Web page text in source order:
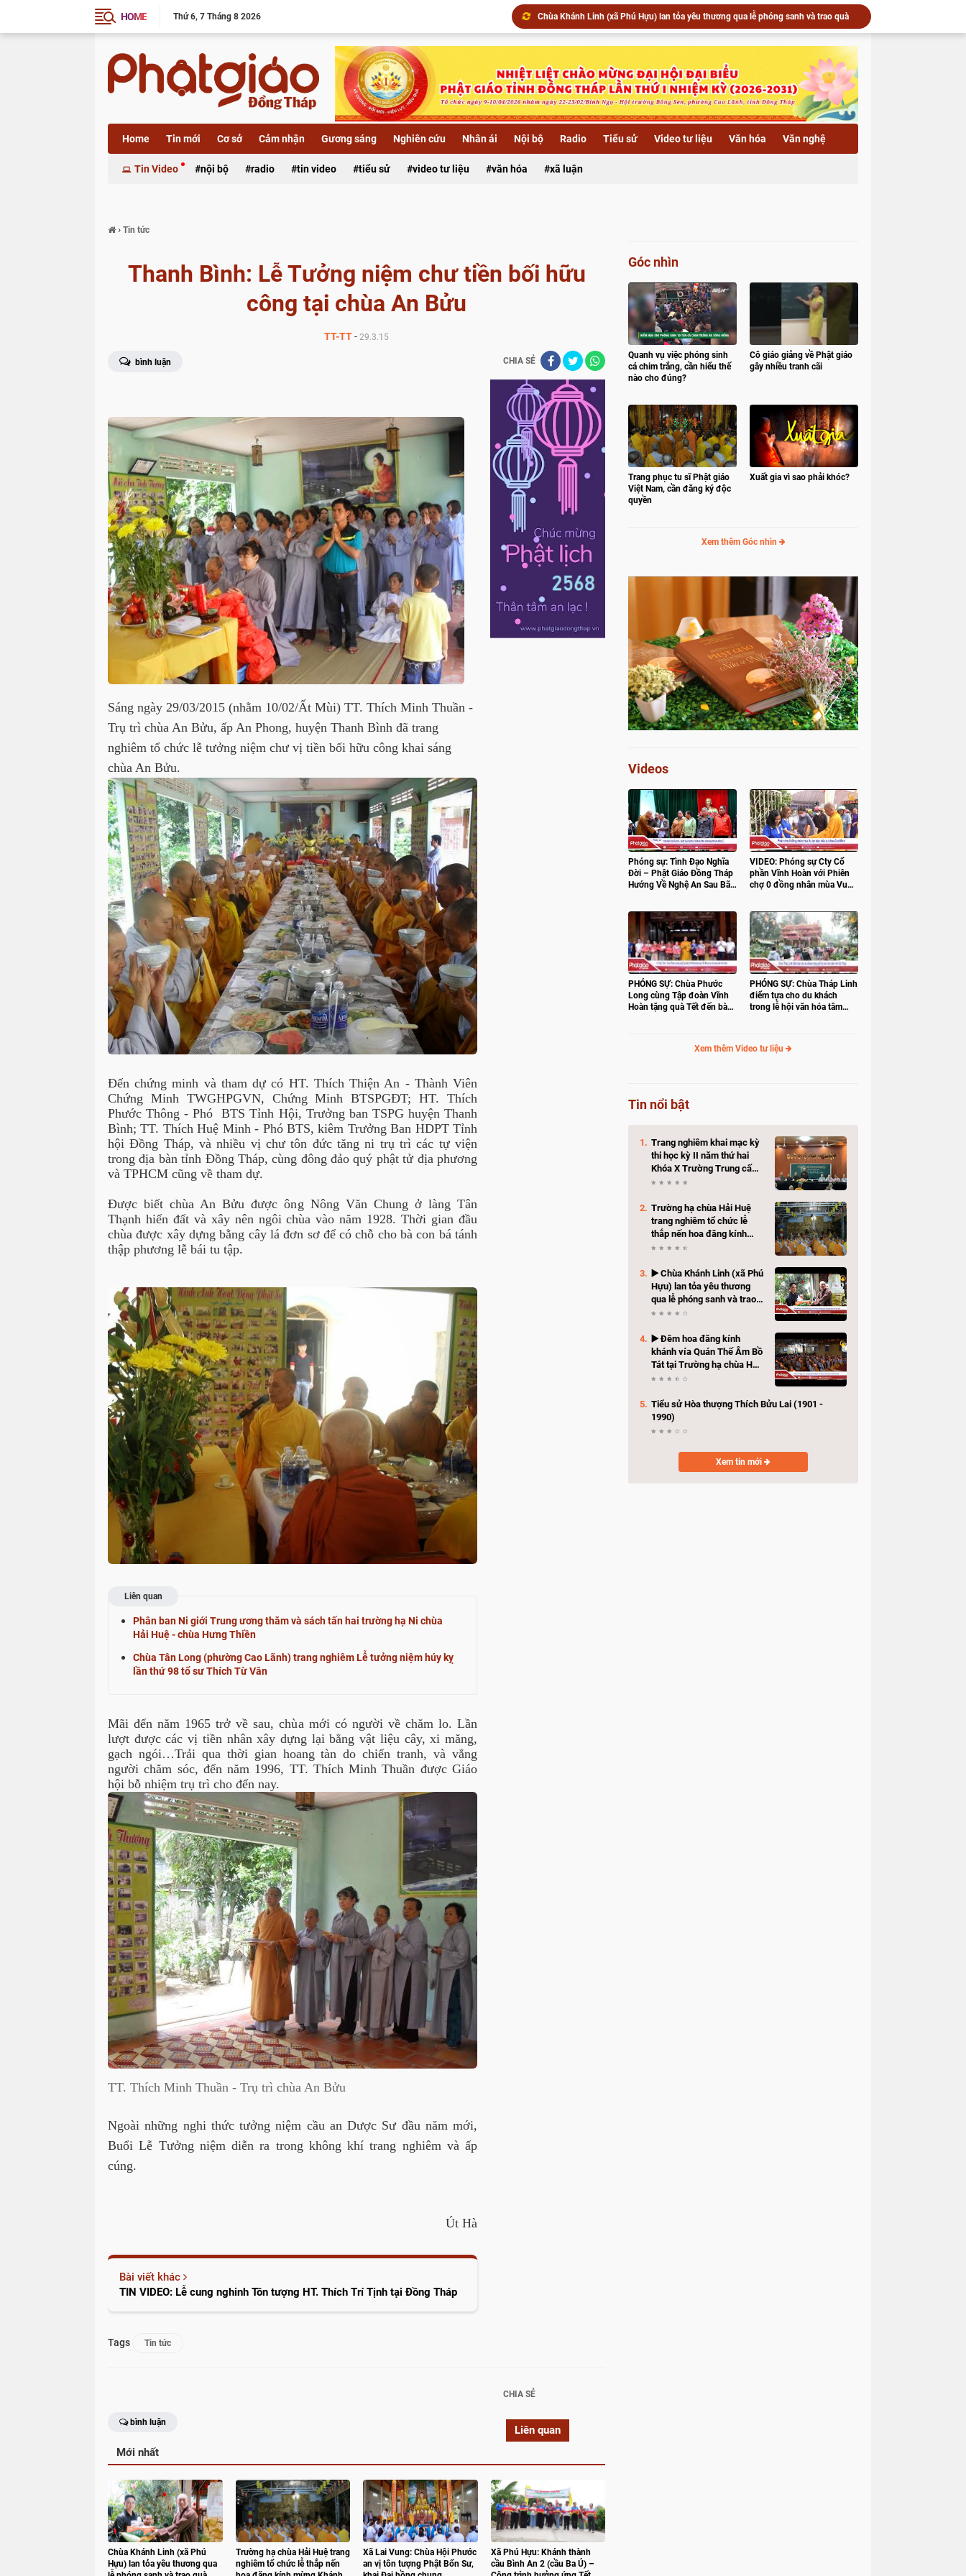
HOME Thứ 6 7 Tháng 8 2026
Chùa Khánh Linh (xã Phú Hựu) lan tỏa yêu thương qua lễ phóng sanh và trao quà
▶️ Đêm hoa đăng kính khánh vía Quán Thế Âm Bồ Tát tại Trường hạ chùa Hải Huệ
Trường hạ chùa Hải Huệ trang nghiêm tổ chức lễ thắp nến hoa đăng kính mừng Khánh vía Bồ Tát Quán Thế Âm Thành Đạo
Xã Lai Vung: Chùa Hội Phước an vị tôn tượng Phật Bổn Sư, khai Đại hồng chung
▶️ Xã Lai Vung: Chùa Hội Phước trang nghiêm Lễ an vị tôn tượng Phật Bổn Sư và khai Đại hồng chung
▶️ Xã Phú Hựu: Khánh thành cầu Bình An 2 (cầu Ba Ú) – Công trình hưởng ứng Tết quân dân năm 2026
▶️ Phật giáo Đồng Tháp vang vọng tiếng chuông trống tri ân - Kỷ niệm 79 năm ngày Thương binh Liệt sĩ 27/7/1947 - 27/7/2026
▶️ Chùa Khánh Linh (xã Phú Hựu) lan tỏa yêu thương qua lễ phóng sanh và trao quà hỗ trợ bà con có hoàn cảnh khó khăn
Home Tin mới Cơ sở Cảm nhận Gương sáng Nghiên cứu Nhân ái Nội bộ Radio Tiểu sử Video tư liệu Văn hóa Văn nghệ
Xã luận
Tin Video nội bộ radio tin video tiểu sử video tư liệu văn hóa xã luận
› Tin tức
Thanh Bình: Lễ Tưởng niệm chư tiền bối hữu
công tại chùa An Bửu
TT-TT- 29.3.15
bình luận CHIA SẺ
Sáng ngày 29/03/2015 (nhằm 10/02/Ất Mùi) TT. Thích Minh Thuần -
Trụ trì chùa An Bửu, ấp An Phong, huyện Thanh Bình đã trang
nghiêm tổ chức lễ tưởng niệm chư vị tiền bối hữu công khai sáng
chùa An Bửu.
Đến chứng minh và tham dự có HT. Thích Thiện An - Thành Viên
Chứng Minh TWGHPGVN, Chứng Minh BTSPGĐT; HT. Thích
Phước Thông - Phó BTS Tỉnh Hội, Trưởng ban TSPG huyện Thanh
Bình; TT. Thích Huệ Minh - Phó BTS, kiêm Trưởng Ban HDPT Tỉnh
hội Đồng Tháp, và nhiều vị chư tôn đức tăng ni trụ trì các tự viện
trong địa bàn tỉnh Đồng Tháp, cùng đông đảo quý phật tử địa phương
và TPHCM cũng về tham dự.
Được biết chùa An Bửu được ông Nông Văn Chung ở làng Tân
Thạnh hiến đất và xây nên ngôi chùa vào năm 1928. Thời gian đầu
chùa được xây dựng bằng cây lá đơn sơ để có chỗ cho bà con bá tánh
thập phương lễ bái tu tập.
Liên quan
Phân ban Ni giới Trung ương thăm và sách tấn hai trường hạ Ni chùa
Hải Huệ - chùa Hưng Thiền
Chùa Tân Long (phường Cao Lãnh) trang nghiêm Lễ tưởng niệm húy kỵ
lần thứ 98 tổ sư Thích Từ Vân
Mãi đến năm 1965 trở về sau, chùa mới có người về chăm lo. Lần
lượt được các vị tiền nhân xây dựng lại bằng vật liệu cây, xi măng,
gạch ngói…Trải qua thời gian hoang tàn do chiến tranh, và vắng
người chăm sóc, đến năm 1996, TT. Thích Minh Thuần được Giáo
hội bỗ nhiệm trụ trì cho đến nay.
TT. Thích Minh Thuần - Trụ trì chùa An Bửu
Ngoài những nghi thức tưởng niệm cầu an Dược Sư đầu năm mới,
Buổi Lễ Tưởng niệm diễn ra trong không khí trang nghiêm và ấp
cúng.
Út Hà
Bài viết khác
TIN VIDEO: Lễ cung nghinh Tôn tượng HT. Thích Trí Tịnh tại Đồng Tháp
Tags Tin tức
CHIA SẺ
bình luận
Liên quan
Mới nhất
Chùa Khánh Linh (xã Phú
Hựu) lan tỏa yêu thương qua
Trường hạ chùa Hải Huệ trang
nghiêm tổ chức lễ thắp nến
Xã Lai Vung: Chùa Hội Phước
an vị tôn tượng Phật Bổn Sư,
Xã Phú Hựu: Khánh thành
cầu Bình An 2 (cầu Ba Ú) –
Góc nhìn
Quanh vụ việc phóng sinh
cá chim trắng, cần hiểu thế
nào cho đúng?
Cô giáo giảng về Phật giáo
gây nhiều tranh cãi
Trang phục tu sĩ Phật giáo
Việt Nam, cần đăng ký độc
quyền
Xuất gia vì sao phải khóc?
Xem thêm Góc nhìn
Videos
Phóng sự: Tình Đạo Nghĩa
Đời – Phật Giáo Đồng Tháp
Hướng Về Nghệ An Sau Bão
VIDEO: Phóng sự Cty Cổ
phần Vĩnh Hoàn với Phiên
chợ 0 đồng nhân mùa Vu
PHÓNG SỰ: Chùa Phước
Long cùng Tập đoàn Vĩnh
Hoàn tặng quà Tết đến bà
PHÓNG SỰ: Chùa Tháp Linh
điểm tựa cho du khách
trong lễ hội văn hóa tâm
Xem thêm Video tư liệu
Tin nổi bật
Trang nghiêm khai mạc kỳ
thi học kỳ II năm thứ hai
Khóa X Trường Trung cấp
Phật học Đồng Tháp
Trường hạ chùa Hải Huệ
trang nghiêm tổ chức lễ
thắp nến hoa đăng kính
mừng Khánh vía Bồ Tát
▶️ Chùa Khánh Linh (xã Phú
Hựu) lan tỏa yêu thương
qua lễ phóng sanh và trao
quà hỗ trợ bà con có hoàn
▶️ Đêm hoa đăng kính
khánh vía Quán Thế Âm Bồ
Tát tại Trường hạ chùa Hải
Huệ
Tiểu sử Hòa thượng Thích Bửu Lai (1901 -
1990)
Xem tin mới